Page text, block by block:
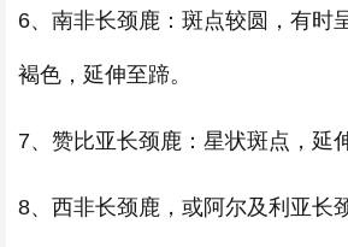
6、南非长颈鹿：斑点较圆，有时
褐色，延伸至蹄。
7、赞比亚长颈鹿：星状斑点，延
8、西非长颈鹿，或阿尔及利亚长